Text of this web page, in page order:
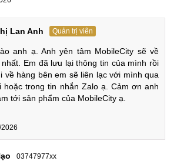
Tuy nhiên, khi sử dụng, chiếc Ace 5
hình ảnh đủ dùng, Máy giày hơn nên
thoải mái bằng K13.
Ace 5 Racing Edition cũ vs OPPO K13
5 Racing Edition cung cấp giá bán rẻ
Lan Anh Quản trị viên
anh ạ. Anh yên tâm MobileCity sẽ về
Em đã lưu lại thông tin của mình rồi
về hàng bên em sẽ liên lạc với mình qua
hoặc trong tin nhắn Zalo ạ. Cảm ơn anh
tới sản phẩm của MobileCity ạ.
03747977xx